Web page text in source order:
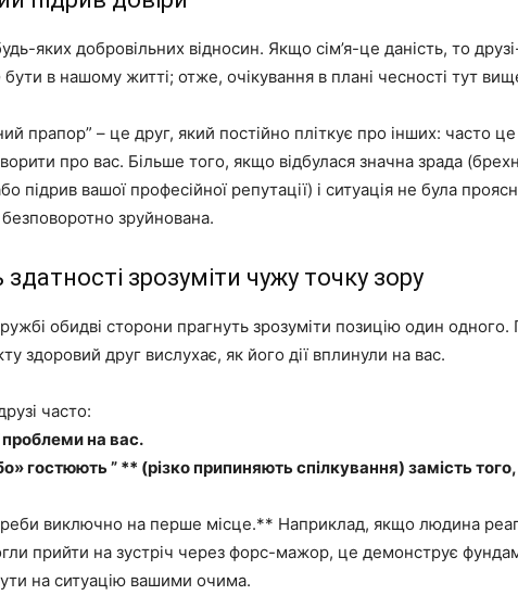
яких добровільних відносин. Якщо сім’я-це даність, то
бути в нашому житті; отже, очікування в плані чесності тут
прапор” – це друг, який постійно пліткує про інших: часто
про вас. Більше того, якщо відбулася значна зрада
підрив вашої професійної репутації) і ситуація не була
зруйнована.
здатності зрозуміти чужу точку зору
обидві сторони прагнуть зрозуміти позицію один одного.
здоровий друг вислухає, як його дії вплинули на вас.
часто:
на вас.
гостюють ” ** (різко припиняють спілкування) замість
виключно на перше місце.** Наприклад, якщо людина
прийти на зустріч через форс-мажор, це демонструє
на ситуацію вашими очима.